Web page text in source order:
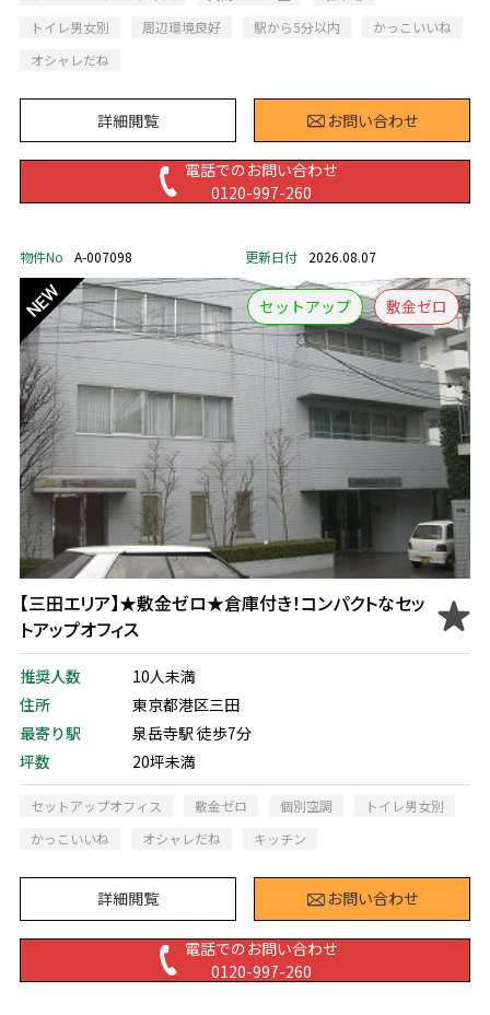
トイレ男女別
周辺環境良好 駅から5分以内
かっこいいね
オシャレだね
詳細閲覧 お問い合わせ
電話でのお問い合わせ
0120-997-260
物件No A-007098 更新日付 2026.08.07
セットアップ 敷金ゼロ
【三田エリア】★敷金ゼロ★倉庫付き！コンパクトなセッ
トアップオフィス
推奨人数
10人未満
住所
東京都港区三田
最寄り駅
泉岳寺駅 徒歩7分
坪数
20坪未満
セットアップオフィス 敷金ゼロ 個別空調
トイレ男女別
かっこいいね
オシャレだね キッチン
詳細閲覧 お問い合わせ
電話でのお問い合わせ
0120-997-260